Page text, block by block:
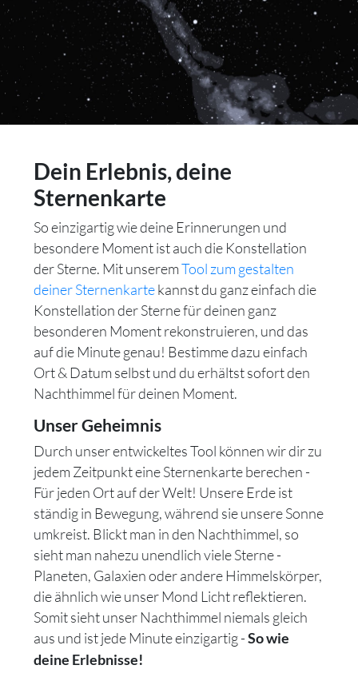
Dein Erlebnis, deine
Sternenkarte
So einzigartig wie deine Erinnerungen und
besondere Moment ist auch die Konstellation
der Sterne. Mit unseremTool zum gestalten
deiner Sternenkartekannst du ganz einfach die
Konstellation der Sterne für deinen ganz
besonderen Moment rekonstruieren, und das
auf die Minute genau! Bestimme dazu einfach
Ort & Datum selbst und du erhältst sofort den
Nachthimmel für deinen Moment.
Unser Geheimnis
Durch unser entwickeltes Tool können wir dir zu
jedem Zeitpunkt eine Sternenkarte berechen -
Für jeden Ort auf der Welt! Unsere Erde ist
ständig in Bewegung, während sie unsere Sonne
umkreist. Blickt man in den Nachthimmel, so
sieht man nahezu unendlich viele Sterne -
Planeten, Galaxien oder andere Himmelskörper,
die ähnlich wie unser Mond Licht reflektieren.
Somit sieht unser Nachthimmel niemals gleich
aus und ist jede Minute einzigartig -So wie
deine Erlebnisse!